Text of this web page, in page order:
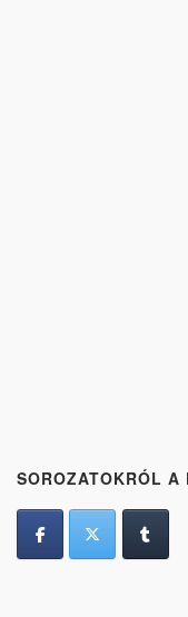
SOROZATOKRÓL A